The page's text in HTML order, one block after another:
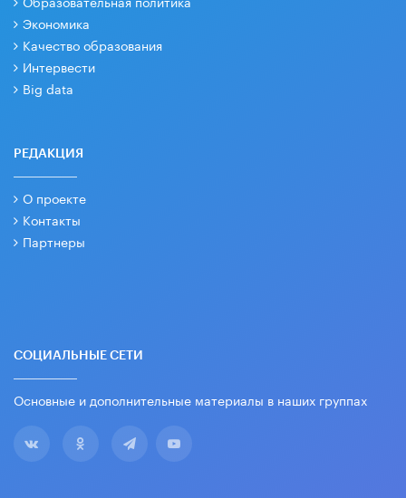
Экономика
Качество образования
Интервести
Big data
РЕДАКЦИЯ
О проекте
Контакты
Партнеры
СОЦИАЛЬНЫЕ СЕТИ
Основные и дополнительные материалы в наших группах